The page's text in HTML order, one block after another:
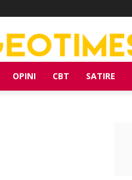
OPINI CBT SATIRE